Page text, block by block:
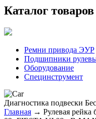
Каталог товаров
Ремни привода ЭУР
Подшипники
Оборудование
Специнструмент
Диагностика подвески
Главная → Рулевая рейка